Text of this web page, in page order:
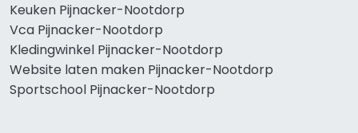
Keuken Pijnacker-Nootdorp
Vca Pijnacker-Nootdorp
Kledingwinkel Pijnacker-Nootdorp
Website laten maken Pijnacker-Nootdorp
Sportschool Pijnacker-Nootdorp